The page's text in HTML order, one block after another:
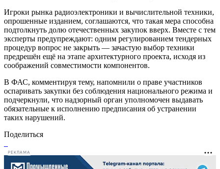
Игроки рынка радиоэлектроники и вычислительной техники,
опрошенные изданием, соглашаются, что такая мера способна
подтолкнуть долю отечественных закупок вверх. Вместе с тем
эксперты предупреждают: одним регулированием тендерных
процедур вопрос не закрыть — зачастую выбор техники
предрешён ещё на этапе архитектурного проекта, исходя из
соображений совместимости компонентов.
В ФАС, комментируя тему, напомнили о праве участников
оспаривать закупки без соблюдения национального режима и
подчеркнули, что надзорный орган уполномочен выдавать
обязательные к исполнению предписания об устранении
таких нарушений.
Поделиться
РЕКЛАМА